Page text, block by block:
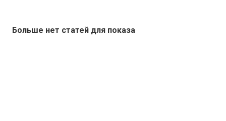
Больше нет статей для показа